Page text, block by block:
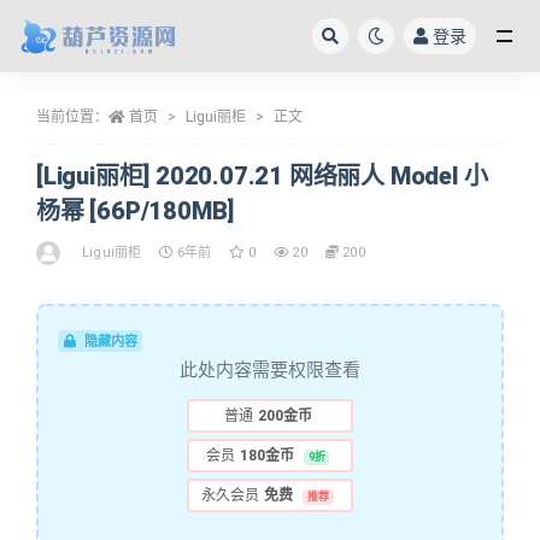
登录
当前位置： 首页 Ligui丽柜 正文
[Ligui丽柜] 2020.07.21 网络丽人 Model 小
杨幂 [66P/180MB]
Ligui丽柜 6年前 0 20 200
隐藏内容
此处内容需要权限查看
普通 200金币
会员 180金币 9折
永久会员 免费 推荐